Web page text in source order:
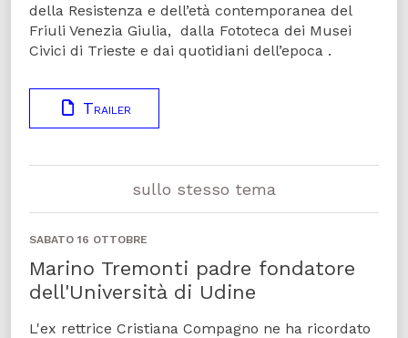
della Resistenza e dell’età contemporanea del
Friuli Venezia Giulia, dalla Fototeca dei Musei
Civici di Trieste e dai quotidiani dell’epoca .
Trailer
sullo stesso tema
SABATO 16 OTTOBRE
Marino Tremonti padre fondatore
dell'Università di Udine
L'ex rettrice Cristiana Compagno ne ha ricordato